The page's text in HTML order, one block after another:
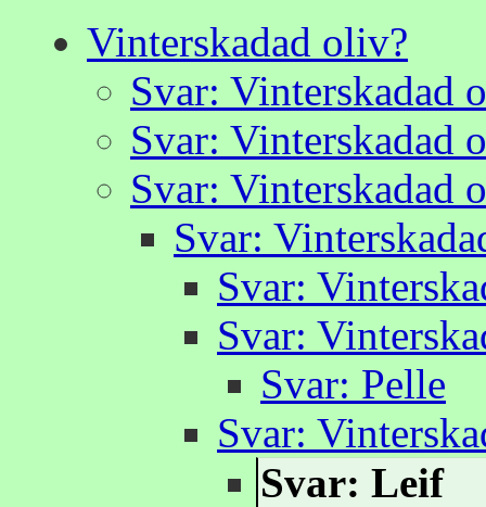
Vinterskadad oliv?
Svar: Vinterskadad
Svar: Vinterskadad
Svar: Vinterskadad
Svar:
Svar:
Svar:
Svar: Pelle
Svar:
Svar: Leif